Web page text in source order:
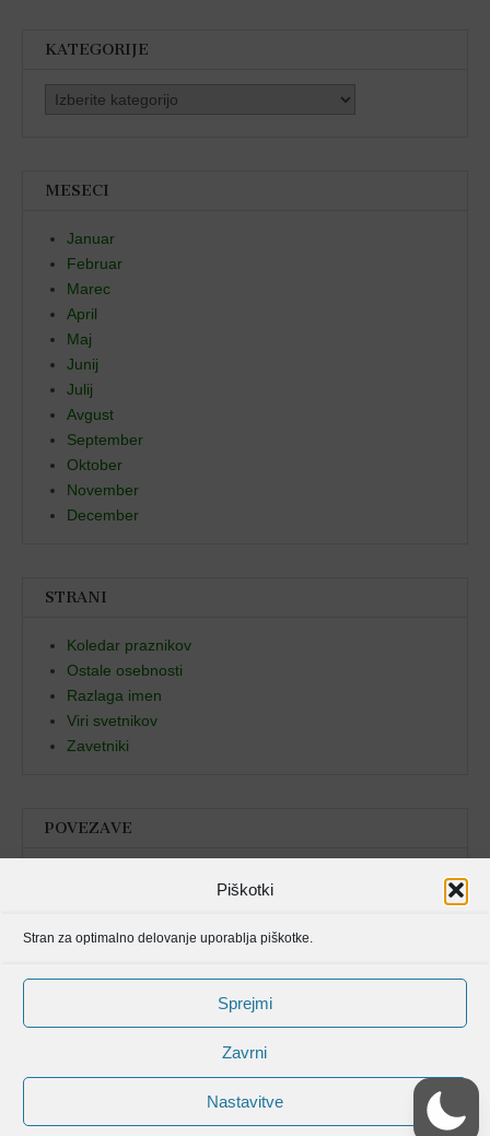
Piškotki
Stran za optimalno delovanje uporablja piškotke.
Sprejmi
Zavrni
Nastavitve
KATEGORIJE
Kategorije
MESECI
Januar
Februar
Marec
April
Maj
Junij
Julij
Avgust
September
Oktober
November
December
STRANI
Koledar praznikov
Ostale osebnosti
Razlaga imen
Viri svetnikov
Zavetniki
POVEZAVE
Avtorske pravice spletišča Svetniki, mučenci in blaženi od © 2006 . Vse